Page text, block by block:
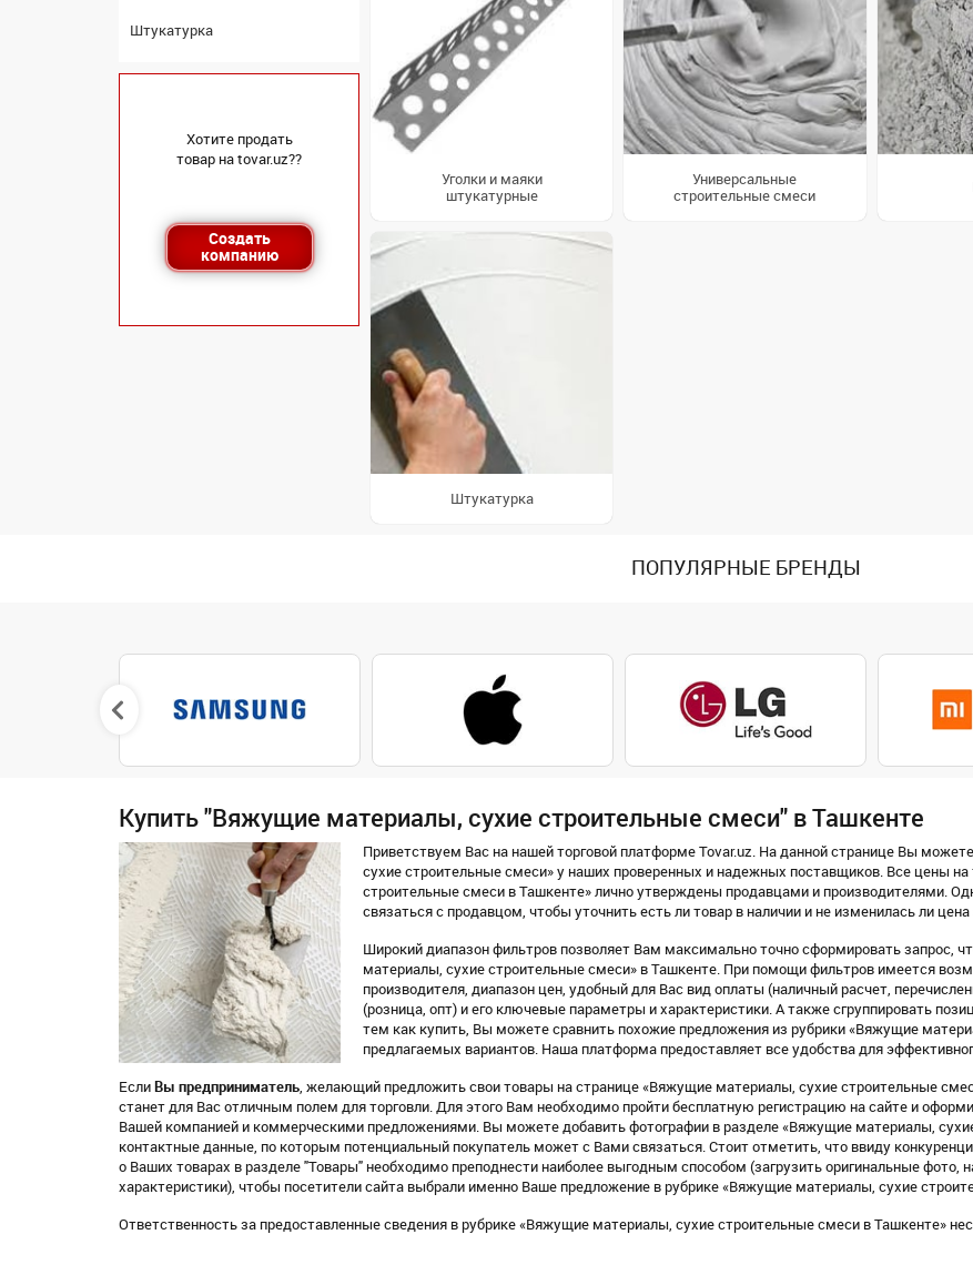
Штукатурка
Хотите продать
товар на tovar.uz??
Создать
компанию
Уголки и маяки
штукатурные
Универсальные
строительные смеси
Штукатурка
ПОПУЛЯРНЫЕ БРЕНДЫ
Купить "Вяжущие материалы, сухие строительные смеси" в Ташкенте
Приветствуем Вас на нашей торговой платформе Tovar.uz. На данной странице Вы
сухие строительные смеси» у наших проверенных и надежных поставщиков. Все цены
строительные смеси в Ташкенте» лично утверждены продавцами и производителями.
связаться с продавцом, чтобы уточнить есть ли товар в наличии и не изменилась ли цена
Широкий диапазон фильтров позволяет Вам максимально точно сформировать запрос,
материалы, сухие строительные смеси» в Ташкенте. При помощи фильтров имеется
производителя, диапазон цен, удобный для Вас вид оплаты (наличный расчет,
(розница, опт) и его ключевые параметры и характеристики. А также сгруппировать
тем как купить, Вы можете сравнить похожие предложения из рубрики «Вяжущие
предлагаемых вариантов. Наша платформа предоставляет все удобства для
Если Вы предприниматель , желающий предложить свои товары на странице «Вяжущие материалы, сухие строительные
станет для Вас отличным полем для торговли. Для этого Вам необходимо пройти бесплатную регистрацию на сайте и
Вашей компанией и коммерческими предложениями. Вы можете добавить фотографии в разделе «Вяжущие материалы,
контактные данные, по которым потенциальный покупатель может с Вами связаться. Стоит отметить, что ввиду
о Ваших товарах в разделе "Товары" необходимо преподнести наиболее выгодным способом (загрузить оригинальные фото,
характеристики), чтобы посетители сайта выбрали именно Ваше предложение в рубрике «Вяжущие материалы, сухие
Ответственность за предоставленные сведения в рубрике «Вяжущие материалы, сухие строительные смеси в Ташкенте»